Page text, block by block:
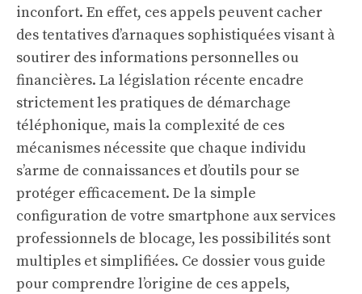
inconfort. En effet, ces appels peuvent cacher
des tentatives d’arnaques sophistiquées visant à
soutirer des informations personnelles ou
financières. La législation récente encadre
strictement les pratiques de démarchage
téléphonique, mais la complexité de ces
mécanismes nécessite que chaque individu
s’arme de connaissances et d’outils pour se
protéger efficacement. De la simple
configuration de votre smartphone aux services
professionnels de blocage, les possibilités sont
multiples et simplifiées. Ce dossier vous guide
pour comprendre l’origine de ces appels,